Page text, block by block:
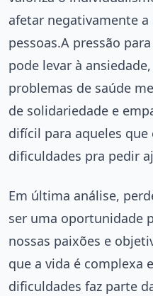
afetar negativamente
pessoas.A pressão
pode levar à
problemas de saúde
de solidariedade e
difícil para aqueles
dificuldades pra pedir
Em última análise,
ser uma oportunidade
nossas paixões e
que a vida é complexa
dificuldades faz parte